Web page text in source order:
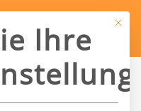
Mit
Ihre